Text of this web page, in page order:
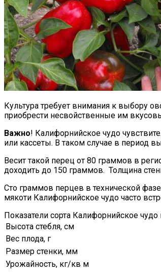
Культура требует внимания к выбору
приобрести несвойственные им
Важно! Калифорнийское чудо
или кассеты. В таком случае в период
Весит такой перец от 80 граммов в
доходить до 150 граммов. Толщина
Сто граммов перцев в технической
мякоти Калифорнийское чудо часто
Показатели сорта Калифорнийское чудо
Высота стебля, см
Вес плода, г
Размер стенки, мм
Урожайность, кг/кв м